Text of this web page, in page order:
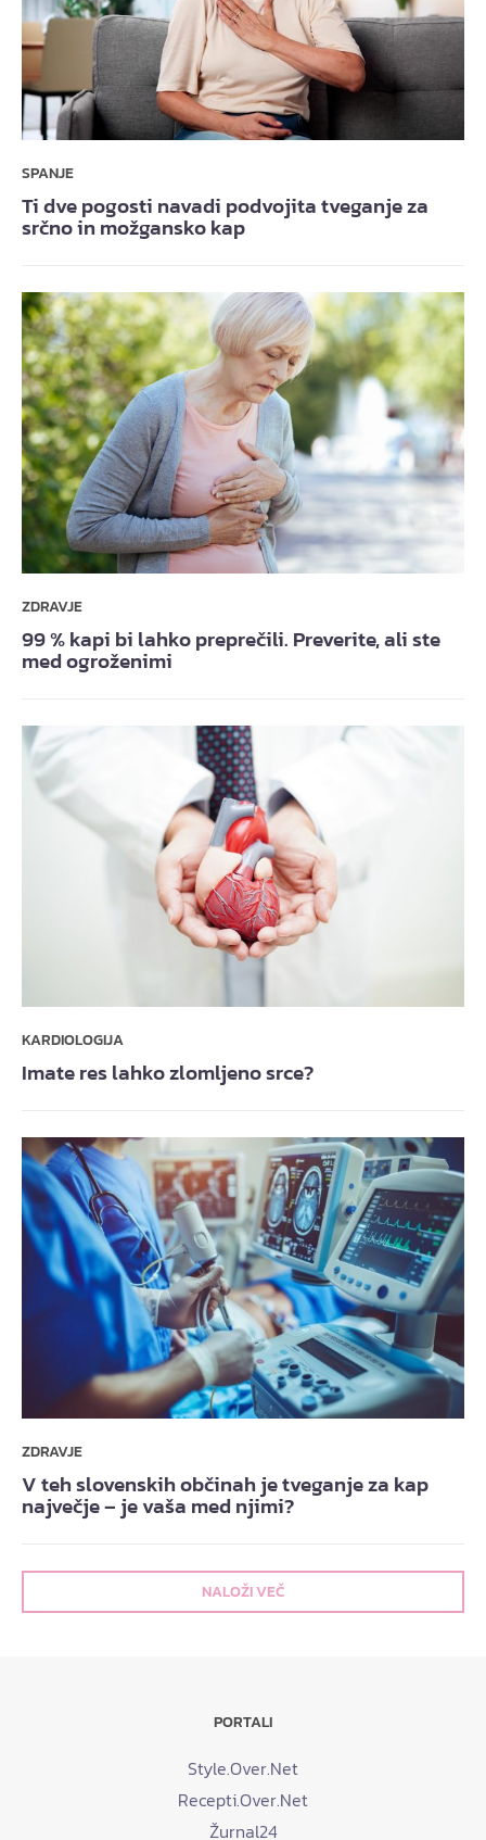
SPANJE
Ti dve pogosti navadi podvojita tveganje za
srčno in možgansko kap
ZDRAVJE
99 % kapi bi lahko preprečili. Preverite, ali ste
med ogroženimi
KARDIOLOGIJA
Imate res lahko zlomljeno srce?
ZDRAVJE
V teh slovenskih občinah je tveganje za kap
največje – je vaša med njimi?
NALOŽI VEČ
PORTALI
Style.Over.Net
Recepti.Over.Net
Žurnal24